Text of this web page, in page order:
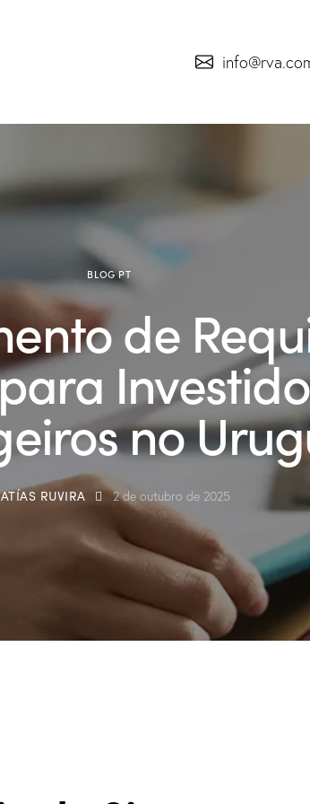
BLOG PT
de
no
RUVIRA 2 de outubro de 2025